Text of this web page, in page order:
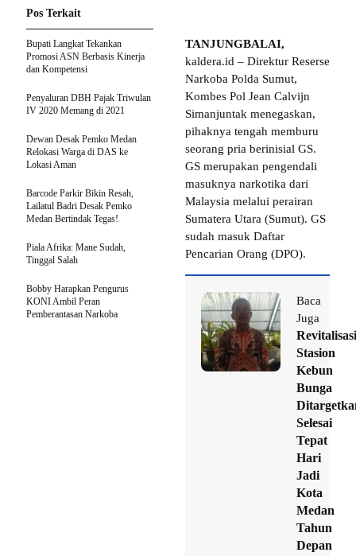
TANJUNGBALAI,
kaldera.id – Direktur Reserse
Narkoba Polda Sumut,
Kombes Pol Jean Calvijn
Simanjuntak menegaskan,
pihaknya tengah memburu
seorang pria berinisial GS.
GS merupakan pengendali
masuknya narkotika dari
Malaysia melalui perairan
Sumatera Utara (Sumut). GS
sudah masuk Daftar
Pencarian Orang (DPO).
Baca
Juga
Revitalisasi
Stasion
Kebun
Bunga
Selesai
Tepat
Hari
Jadi
Kota
Medan
Tahun
Depan
Pos Terkait
Bupati Langkat Tekankan
Promosi ASN Berbasis Kinerja
dan Kompetensi
Penyaluran DBH Pajak Triwulan
IV 2020 Memang di 2021
Dewan Desak Pemko Medan
Relokasi Warga di DAS ke
Lokasi Aman
Barcode Parkir Bikin Resah,
Lailatul Badri Desak Pemko
Medan Bertindak Tegas!
Piala Afrika: Mane Sudah,
Tinggal Salah
Bobby Harapkan Pengurus
KONI Ambil Peran
Pemberantasan Narkoba